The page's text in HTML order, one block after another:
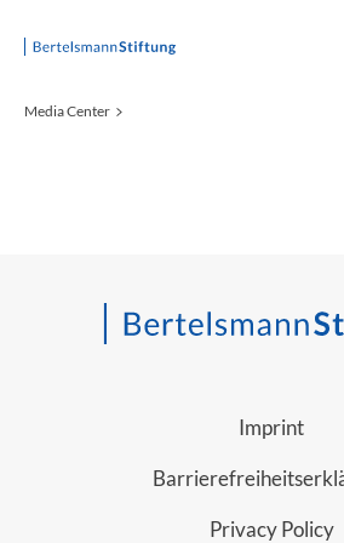
Startseite
Media Center
Imprint
Privacy Policy